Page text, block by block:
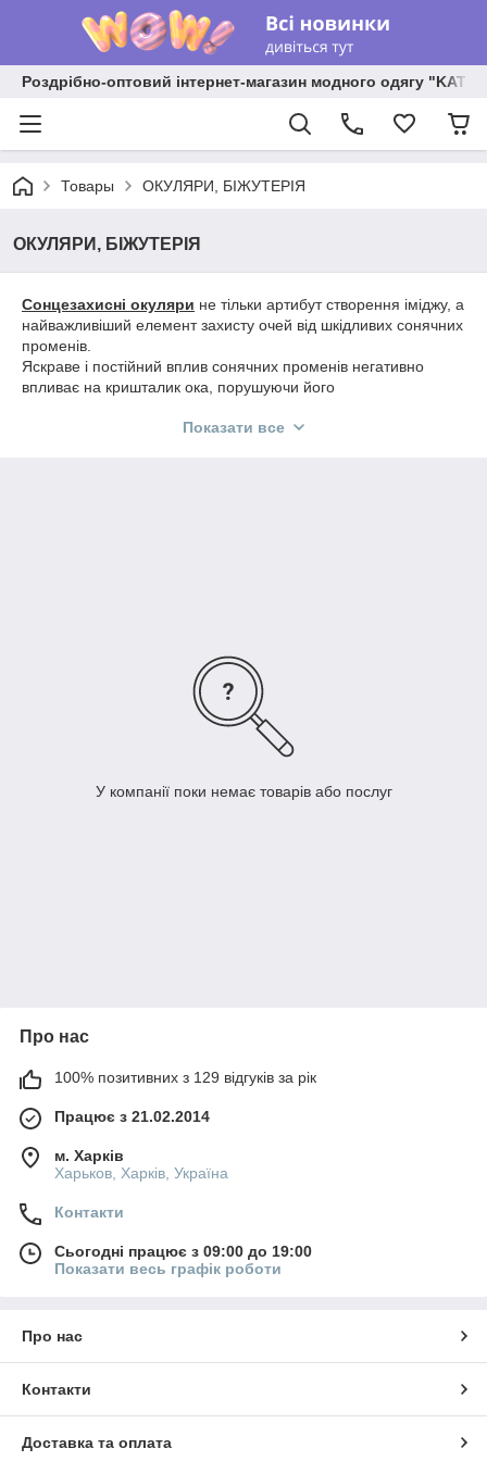
Роздрібно-оптовий інтернет-магазин модного одягу
Товары ОКУЛЯРИ, БІЖУТЕРІЯ
ОКУЛЯРИ, БІЖУТЕРІЯ
Сонцезахисні окуляри не тільки артибут створення іміджу, а
найважливіший елемент захисту очей від шкідливих сонячних
променів.
Яскраве і постійний вплив сонячних променів негативно
впливає на кришталик ока, порушуючи його
Тривале перебування на сонці стомлює очі і сприяє появі
Показати все
У компанії поки немає товарів або послуг
Про нас
100% позитивних з 129 відгуків за рік
Працює з 21.02.2014
м. Харків
Харьков, Харків, Україна
Контакти
Сьогодні працює з 09:00 до 19:00
Показати весь графік роботи
Про нас
Контакти
Доставка та оплата